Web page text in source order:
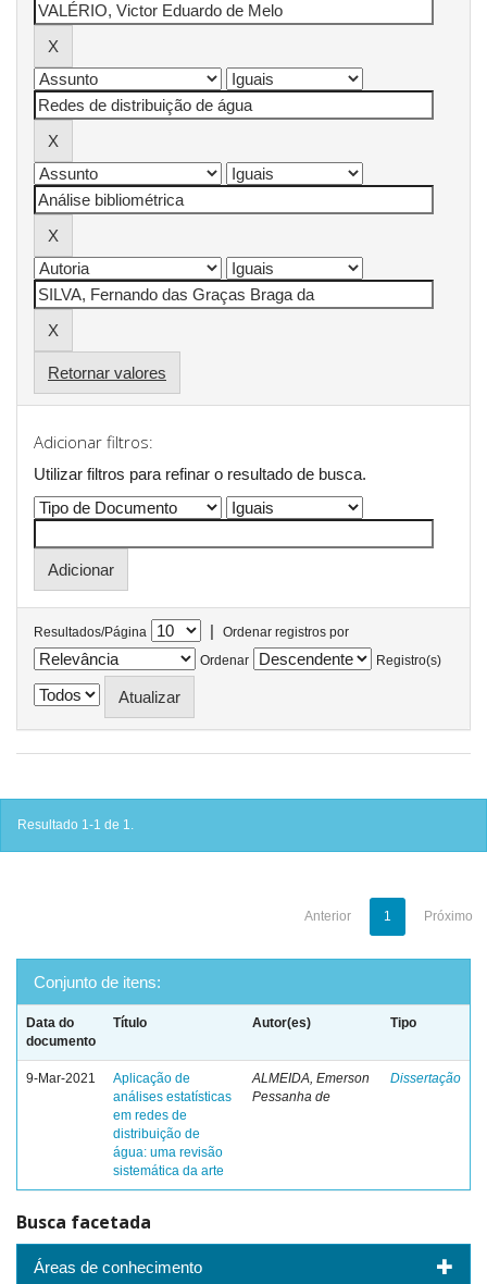
Retornar valores
Adicionar filtros:
Utilizar filtros para refinar o resultado de busca.
Resultados/Página |
Ordenar registros por
Ordenar
Registro(s)
Resultado 1-1 de 1.
Anterior 1 Próximo
Conjunto de itens:
Data do
documento
Título Autor(es) Tipo
9-Mar-2021
Aplicação de
análises estatísticas
em redes de
distribuição de
água: uma revisão
sistemática da arte
ALMEIDA, Emerson
Pessanha de
Dissertação
Busca facetada
Áreas de conhecimento